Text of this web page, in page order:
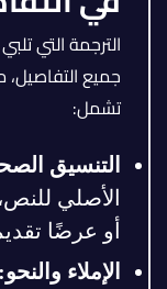
الترجمة التي
جميع
تشمل:
التنسيق
الأصلي
أو عرضًا
الإملاء والنحو: